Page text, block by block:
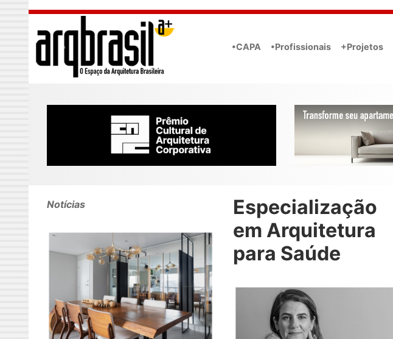
Skip to main content
•CAPA •Profissionais +Projetos
Especialização
em Arquitetura
para Saúde
Notícias